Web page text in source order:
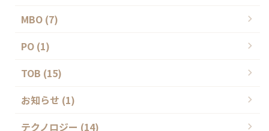
MBO (7)
PO (1)
TOB (15)
お知らせ (1)
テクノロジー (14)